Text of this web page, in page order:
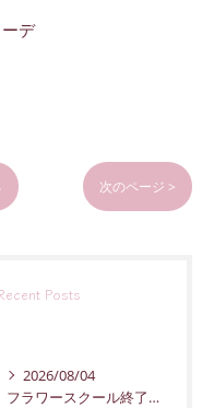
デ
次のページ >
Posts
2026/08/04
フラワースクール終了のお知らせ